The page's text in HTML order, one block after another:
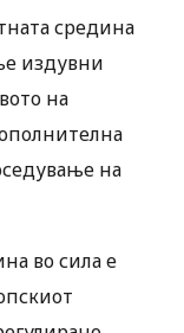
средина
издувни
на
на
во сила е